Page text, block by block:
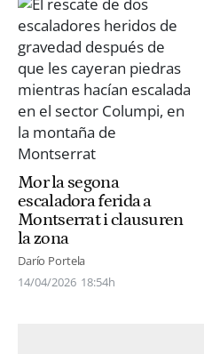
Mor la segona
escaladora ferida a
Montserrat i clausuren
la zona
Darío Portela
14/04/2026 18:54h